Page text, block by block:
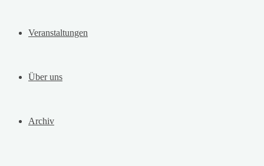
Veranstaltungen
Über uns
Archiv